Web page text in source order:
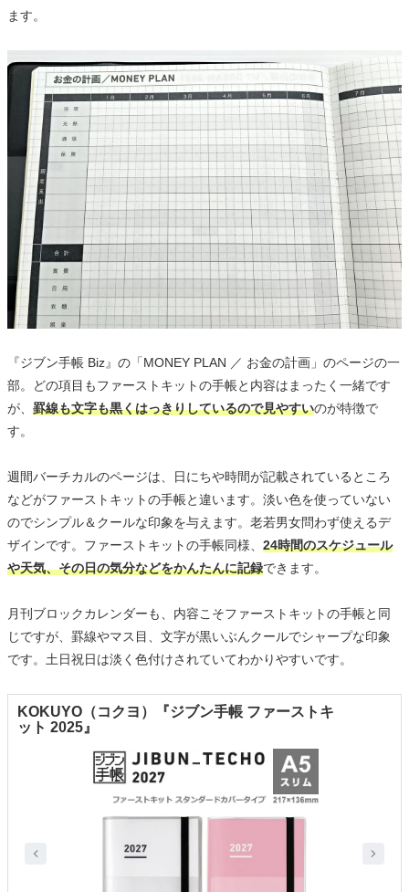
ます。
『ジブン手帳 Biz』の「MONEY PLAN ／ お金の計画」のページの一
部。どの項目もファーストキットの手帳と内容はまったく一緒です
が、 罫線も文字も黒くはっきりしているので見やすいのが特徴で
す。
週間バーチカルのページは、日にちや時間が記載されているところ
などがファーストキットの手帳と違います。淡い色を使っていない
のでシンプル＆クールな印象を与えます。老若男女問わず使えるデ
ザインです。ファーストキットの手帳同様、 24時間のスケジュール
や天気、その日の気分などをかんたんに記録できます。
月刊ブロックカレンダーも、内容こそファーストキットの手帳と同
じですが、罫線やマス目、文字が黒いぶんクールでシャープな印象
です。土日祝日は淡く色付けされていてわかりやすいです。
KOKUYO（コクヨ）『ジブン⼿帳 ファーストキ
ット 2025』